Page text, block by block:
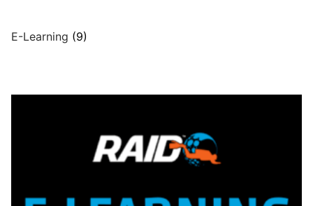
E-Learning (9)